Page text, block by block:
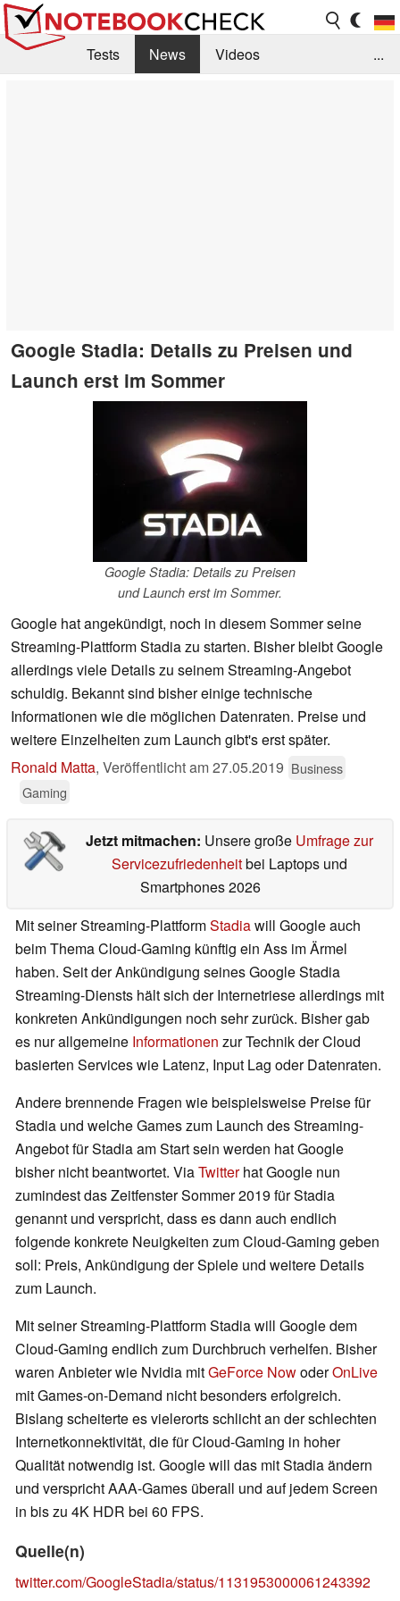
Tests News
Videos
...
Google Stadia: Details zu Preisen und
Launch erst im Sommer
Google Stadia: Details zu Preisen
und Launch erst im Sommer.
Google hat angekündigt, noch in diesem Sommer seine
Streaming-Plattform Stadia zu starten. Bisher bleibt Google
allerdings viele Details zu seinem Streaming-Angebot
schuldig. Bekannt sind bisher einige technische
Informationen wie die möglichen Datenraten. Preise und
weitere Einzelheiten zum Launch gibt's erst später.
Ronald Matta, Veröffentlicht am27.05.2019 Business
Gaming
Jetzt mitmachen: Unsere große Umfrage zur
Servicezufriedenheitbei Laptops und
Smartphones 2026
Mit seiner Streaming-PlattformStadiawill Google auch
beim Thema Cloud-Gaming künftig ein Ass im Ärmel
haben. Seit der Ankündigung seines Google Stadia
Streaming-Diensts hält sich der Internetriese allerdings mit
konkreten Ankündigungen noch sehr zurück. Bisher gab
es nur allgemeine Informationen zur Technik der Cloud
basierten Services wie Latenz, Input Lag oder Datenraten.
Andere brennende Fragen wie beispielsweise Preise für
Stadia und welche Games zum Launch des Streaming-
Angebot für Stadia am Start sein werden hat Google
bisher nicht beantwortet. ViaTwitterhat Google nun
zumindest das Zeitfenster Sommer 2019 für Stadia
genannt und verspricht, dass es dann auch endlich
folgende konkrete Neuigkeiten zum Cloud-Gaming geben
soll: Preis, Ankündigung der Spiele und weitere Details
zum Launch.
Mit seiner Streaming-Plattform Stadia will Google dem
Cloud-Gaming endlich zum Durchbruch verhelfen. Bisher
waren Anbieter wie Nvidia mitGeForce NowoderOnLive
mit Games-on-Demand nicht besonders erfolgreich.
Bislang scheiterte es vielerorts schlicht an der schlechten
Internetkonnektivität, die für Cloud-Gaming in hoher
Qualität notwendig ist. Google will das mit Stadia ändern
und verspricht AAA-Games überall und auf jedem Screen
in bis zu 4K HDR bei 60 FPS.
Quelle(n)
twitter.com/GoogleStadia/status/1131953000061243392